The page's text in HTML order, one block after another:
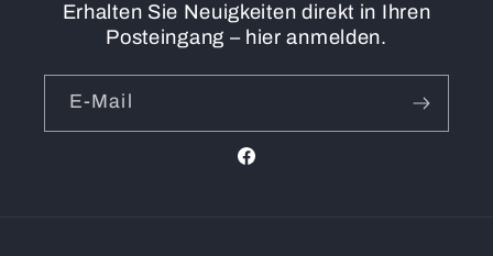
Erhalten Sie Neuigkeiten direkt in Ihren
Posteingang – hier anmelden.
E-Mail
Facebook